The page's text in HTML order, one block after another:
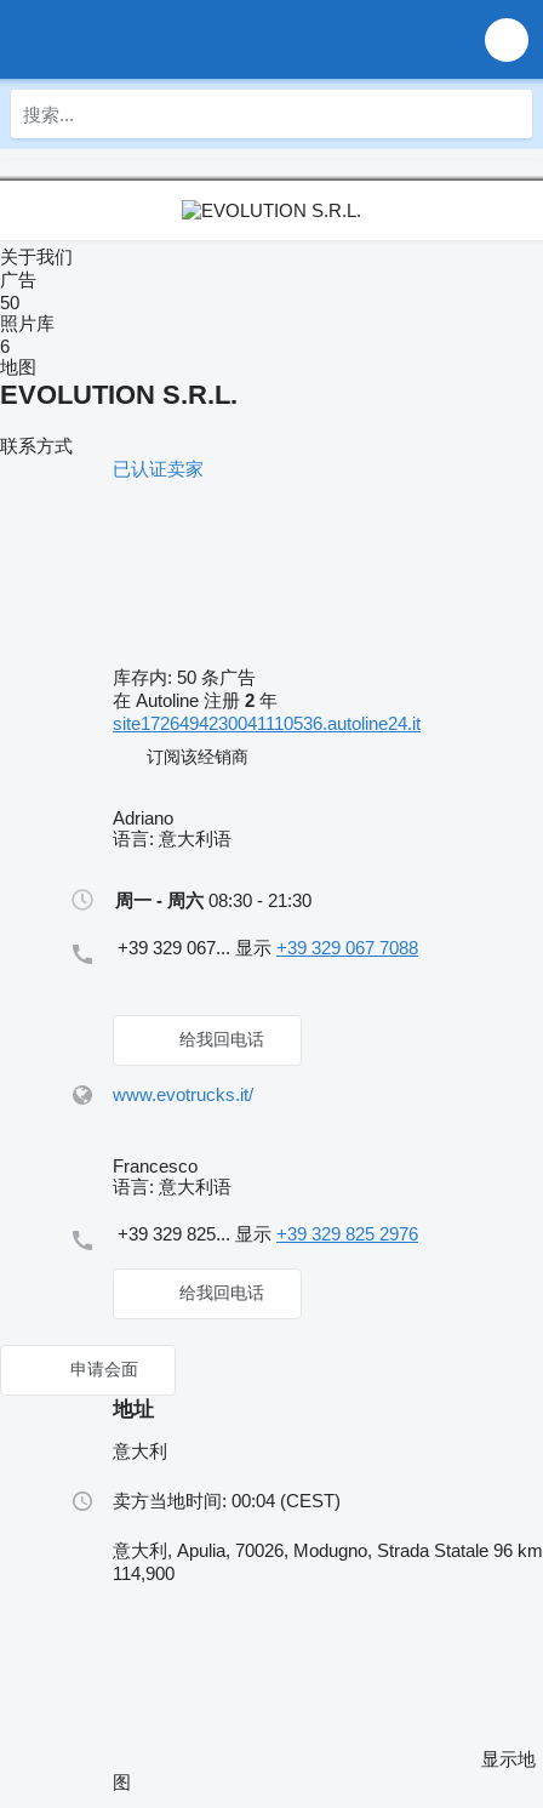
关于我们
广告
50
照片库
6
地图
EVOLUTION S.R.L.
联系方式
已认证卖家
库存内: 50 条广告
在 Autoline 注册 2 年
site1726494230041110536.autoline24.it
订阅该经销商
Adriano
语言: 意大利语
周一 - 周六 08:30 - 21:30
+39 329 067... 显示 +39 329 067 7088
给我回电话
www.evotrucks.it/
Francesco
语言: 意大利语
+39 329 825... 显示 +39 329 825 2976
给我回电话
申请会面
地址
意大利
卖方当地时间: 00:04 (CEST)
意大利, Apulia, 70026, Modugno, Strada Statale 96 km
114,900
显示地
图